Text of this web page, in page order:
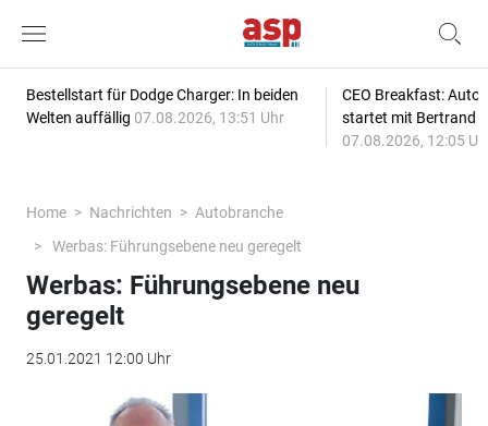
Bestellstart für Dodge Charger: In beiden
Welten auffällig 07.08.2026, 13:51 Uhr
CEO Breakfast:
startet mit Bertrand
07.08.2026, 12:05
Home Nachrichten
Autobranche
Werbas: Führungsebene neu geregelt
Werbas: Führungsebene neu
geregelt
25.01.2021 12:00 Uhr